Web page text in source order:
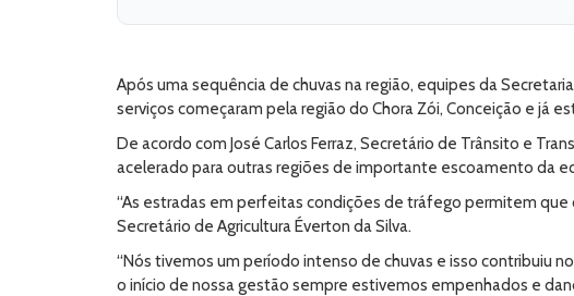
Após uma sequência de chuvas na região, equipes da
serviços começaram pela região do Chora Zói, Conceição e já
De acordo com José Carlos Ferraz, Secretário de Trânsito e
acelerado para outras regiões de importante escoamento da
“As estradas em perfeitas condições de tráfego permitem que
Secretário de Agricultura Éverton da Silva.
“Nós tivemos um período intenso de chuvas e isso contribuiu
o início de nossa gestão sempre estivemos empenhados e